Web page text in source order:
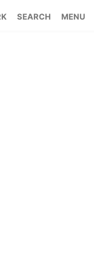
SEARCH MENU